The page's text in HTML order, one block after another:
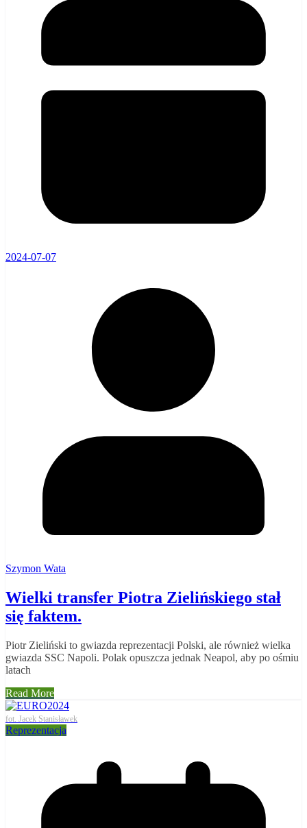
2024-07-07
Szymon Wata
Wielki transfer Piotra Zielińskiego stał
się faktem.
Piotr Zieliński to gwiazda reprezentacji Polski, ale również wielka
gwiazda SSC Napoli. Polak opuszcza jednak Neapol, aby po ośmiu
latach
Read More
fot. Jacek Stanisławek
Reprezentacja